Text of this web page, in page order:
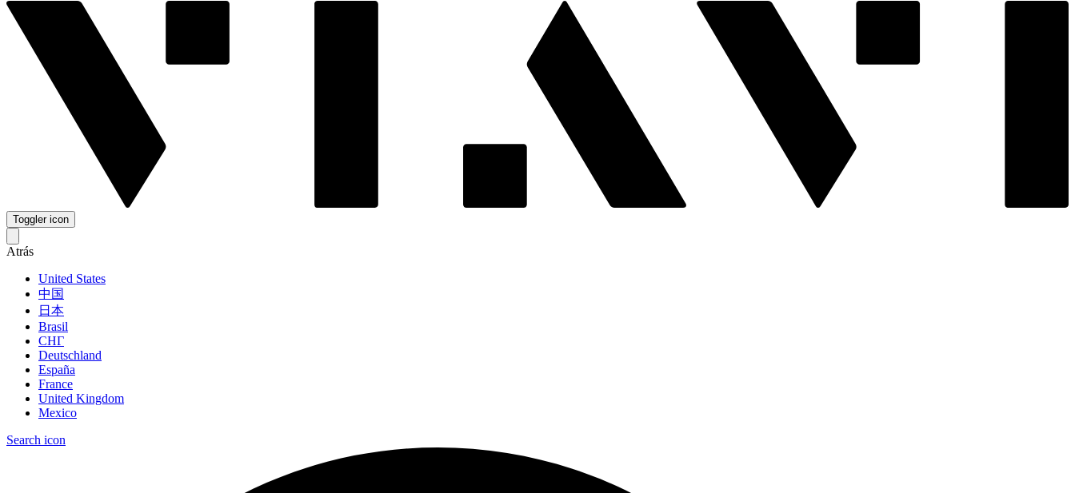
Toggler icon
Atrás
United States
中国
日本
Brasil
СНГ
Deutschland
España
France
United Kingdom
Mexico
Search icon